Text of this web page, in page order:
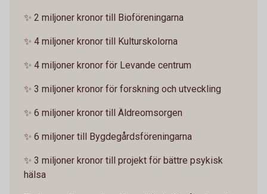
✨ 2 miljoner kronor till Bioföreningarna
✨ 4 miljoner kronor till Kulturskolorna
✨ 4 miljoner kronor för Levande centrum
✨ 3 miljoner kronor för forskning och utveckling
✨ 6 miljoner kronor till Äldreomsorgen
✨ 6 miljoner till Bygdegårdsföreningarna
✨ 3 miljoner kronor till projekt för bättre psykisk
hälsa